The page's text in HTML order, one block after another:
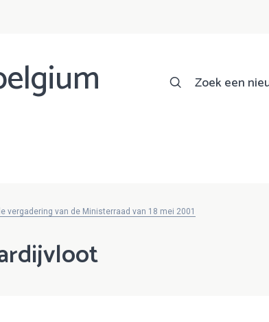
Zoek een
vergadering van de Ministerraad van 18 mei 2001